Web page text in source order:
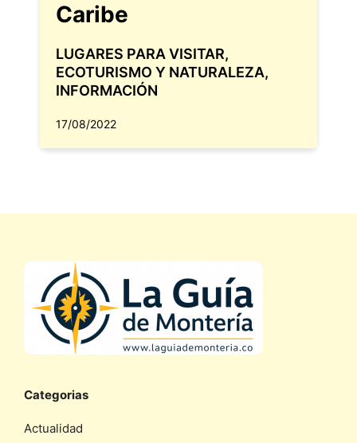
Caribe
LUGARES PARA VISITAR,
ECOTURISMO Y NATURALEZA,
INFORMACIÓN
17/08/2022
Categorias
Actualidad